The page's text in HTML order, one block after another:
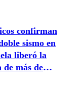
confirman
sismo en
liberó la
de más de